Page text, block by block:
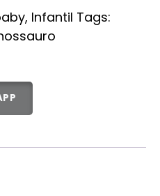
, Infantil Tags: